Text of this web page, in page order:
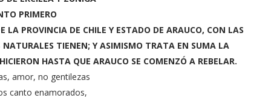
PRIMERO
LA PROVINCIA DE CHILE Y ESTADO DE ARAUCO, CON LAS
NATURALES TIENEN; Y ASIMISMO TRATA EN SUMA LA
HASTA QUE ARAUCO SE COMENZÓ A REBELAR.
amor, no gentilezas
canto enamorados,